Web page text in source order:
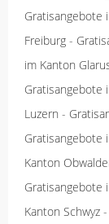
Gratisangebote
Freiburg -
im Kanton
Gratisangebote
Luzern -
Gratisangebote
Kanton
Gratisangebote
Kanton Schwyz -